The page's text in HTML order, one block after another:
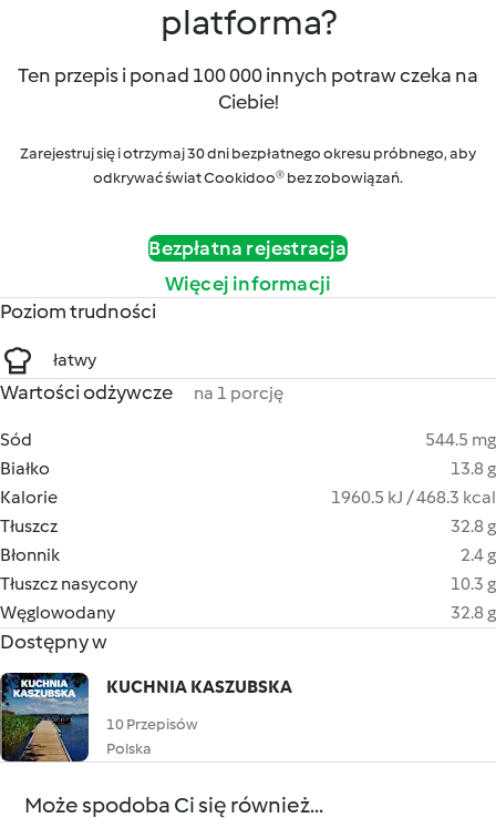
platforma?
Ten przepis i ponad 100 000 innych potraw czeka na
Ciebie!
Zarejestruj się i otrzymaj 30 dni bezpłatnego okresu próbnego, aby
odkrywać świat Cookidoo® bez zobowiązań.
Bezpłatna rejestracja
Więcej informacji
Poziom trudności
łatwy
Wartości odżywcze na 1 porcję
Sód
544.5 mg
Białko
13.8 g
Kalorie
1960.5 kJ / 468.3 kcal
Tłuszcz
32.8 g
Błonnik
2.4 g
Tłuszcz nasycony
10.3 g
Węglowodany
32.8 g
Dostępny w
KUCHNIA KASZUBSKA
10 Przepisów
Polska
Może spodoba Ci się również...